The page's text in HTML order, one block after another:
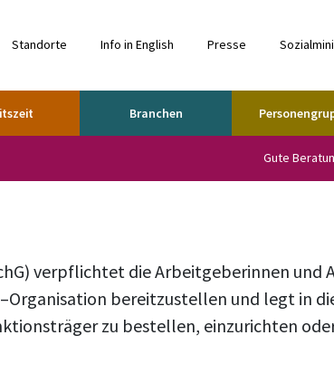
Standorte Info in English Presse
Branchen
Gute
verpflichtet die Arbeitgeberinnen und
bereitzustellen und legt in
zu bestellen, einzurichten